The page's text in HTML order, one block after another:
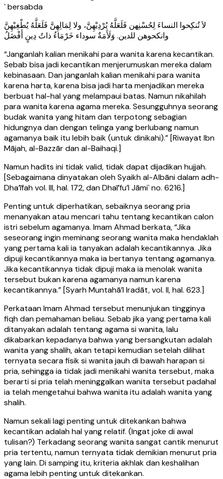
` bersabda
لاَ تُنكِحوا النساءَ لِحُسْنِهن فَلَعَلَّهُ يُرْدِيْهِنَّ، ولا لِمَالِهِنَّ فَلَعَلَّهُ يُطْغِيْهِنَّ
وانكحوهن للدين. وَلَأَمَةٌ سوداء خَرْمَاءُ ذاتُ دِينٍ أَفْضَلُ
“Janganlah kalian menikahi para wanita karena kecantikan.
Sebab bisa jadi kecantikan menjerumuskan mereka dalam
kebinasaan. Dan janganlah kalian menikahi para wanita
karena harta, karena bisa jadi harta menjadikan mereka
berbuat hal-hal yang melampaui batas. Namun nikahilah
para wanita karena agama mereka. Sesungguhnya seorang
budak wanita yang hitam dan terpotong sebagian
hidungnya dan dengan telinga yang berlubang namun
agamanya baik itu lebih baik (untuk dinikahi).” [Riwayat Ibn
Mājah, al-Bazzār dan al-Baihaqi.]
Namun hadits ini tidak valid, tidak dapat dijadikan hujjah.
[Sebagaimana dinyatakan oleh Syaikh al-Albāni dalam adh-
Dha’īfah vol. III, hal. 172, dan Dhaī’fu’l Jāmi` no. 6216.]
Penting untuk diperhatikan, sebaiknya seorang pria
menanyakan atau mencari tahu tentang kecantikan calon
istri sebelum agamanya. Imam Ahmad berkata, “Jika
seseorang ingin meminang seorang wanita maka hendaklah
yang pertama kali ia tanyakan adalah kecantikannya. Jika
dipuji kecantikannya maka ia bertanya tentang agamanya.
Jika kecantikannya tidak dipuji maka ia menolak wanita
tersebut bukan karena agamanya namun karena
kecantikannya.” [Syarh Muntahā’l Iradāt, vol. II, hal. 623.]
Perkataan Imam Ahmad tersebut menunjukan tingginya
fiqh dan pemahaman beliau. Sebab jika yang pertama kali
ditanyakan adalah tentang agama si wanita, lalu
dikabarkan kepadanya bahwa yang bersangkutan adalah
wanita yang shalih, akan tetapi kemudian setelah dilihat
ternyata secara fisik si wanita jauh di bawah harapan si
pria, sehingga ia tidak jadi menikahi wanita tersebut, maka
berarti si pria telah meninggalkan wanita tersebut padahal
ia telah mengetahui bahwa wanita itu adalah wanita yang
shalih.
Namun sekali lagi penting untuk ditekankan bahwa
kecantikan adalah hal yang relatif. (Ingat joke di awal
tulisan?) Terkadang seorang wanita sangat cantik menurut
pria tertentu, namun ternyata tidak demikian menurut pria
yang lain. Di samping itu, kriteria akhlak dan keshalihan
agama lebih penting untuk ditekankan.